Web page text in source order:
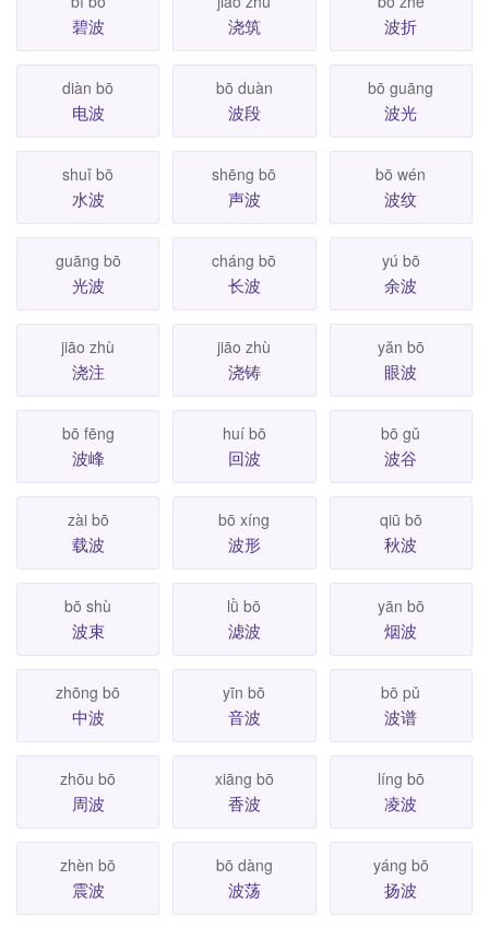
碧波 浇筑 波折
diàn bō
电波
bō duàn
波段
bō guāng
波光
shuǐ bō
水波
shēng bō
声波
bō wén
波纹
guāng bō
光波
cháng bō
长波
yú bō
余波
jiāo zhù
浇注
jiāo zhù
浇铸
yăn bō
眼波
bō fēng
波峰
huí bō
回波
bō gǔ
波谷
zài bō
载波
bō xíng
波形
qiū bō
秋波
bō shù
波束
lǜ bō
滤波
yān bō
烟波
zhōng bō
中波
yīn bō
音波
bō pǔ
波谱
zhōu bō
周波
xiāng bō
香波
líng bō
凌波
zhèn bō
震波
bō dàng
波荡
yáng bō
扬波